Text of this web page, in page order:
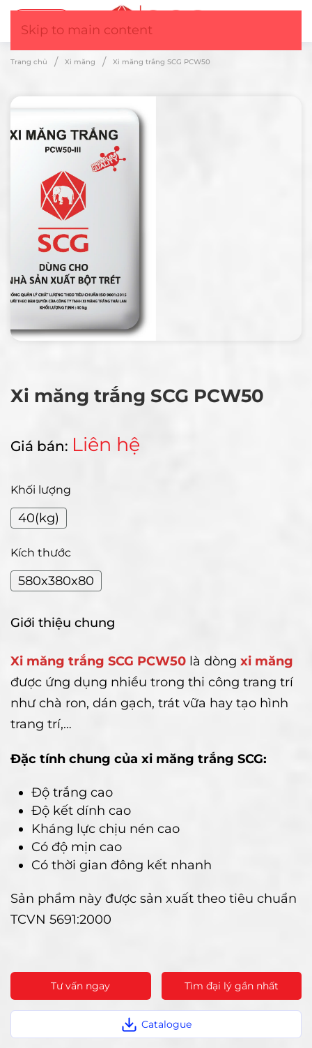
Skip to main content
Trang chủ Xi măng Xi măng trắng SCG PCW50
Xi măng trắng SCG PCW50
Giá bán: Liên hệ
Khối lượng
40(kg)
Kích thước
580x380x80
Giới thiệu chung
Xi măng trắng SCG PCW50 là dòng xi măng
được ứng dụng nhiều trong thi công trang trí
như chà ron, dán gạch, trát vữa hay tạo hình
trang trí,…
Đặc tính chung của xi măng trắng SCG:
Độ trắng cao
Độ kết dính cao
Kháng lực chịu nén cao
Có độ mịn cao
Có thời gian đông kết nhanh
Sản phẩm này được sản xuất theo tiêu chuẩn
TCVN 5691:2000
Tư vấn ngay Tìm đại lý gần nhất
Catalogue